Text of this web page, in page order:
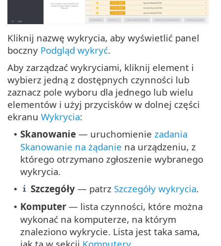
Kliknij nazwę wykrycia, aby wyświetlić panel
boczny Podgląd wykryć.
Aby zarządzać wykryciami, kliknij element i
wybierz jedną z dostępnych czynności lub
zaznacz pole wyboru dla jednego lub wielu
elementów i użyj przycisków w dolnej części
ekranu Wykrycia:
• Skanowanie — uruchomienie zadania
Skanowanie na żądanie na urządzeniu, z
którego otrzymano zgłoszenie wybranego
wykrycia.
• Szczegóły — patrz Szczegóły wykrycia.
• Komputer — lista czynności, które można
wykonać na komputerze, na którym
znaleziono wykrycie. Lista jest taka sama,